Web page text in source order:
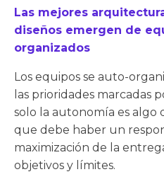
Las mejores
diseños emergen de
organizados
Los equipos se auto-
las prioridades marcadas
solo la autonomía es algo
que debe haber un
maximización de la
objetivos y límites.